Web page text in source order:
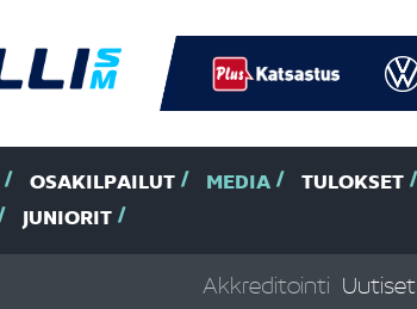
OSAKILPAILUT MEDIA TULOKSET
JUNIORIT
Akkreditointi Uutiset